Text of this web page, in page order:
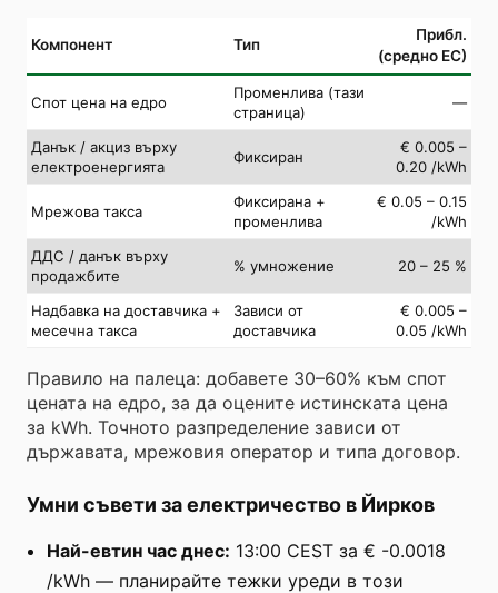
Компонент Тип
Прибл.
(средно ЕС)
Спот цена на едро
Променлива (тази
страница)
—
Данък / акциз върху
електроенергията
Фиксиран
€ 0.005 –
0.20 /kWh
Мрежова такса
Фиксирана +
променлива
€ 0.05 – 0.15
/kWh
ДДС / данък върху
продажбите
% умножение 20 – 25 %
Надбавка на доставчика +
месечна такса
Зависи от
доставчика
€ 0.005 –
0.05 /kWh
Правило на палеца: добавете 30–60% към спот
цената на едро, за да оцените истинската цена
за kWh. Точното разпределение зависи от
държавата, мрежовия оператор и типа договор.
Умни съвети за електричество в Йирков
Най-евтин час днес: 13:00 CEST за € -0.0018
/kWh — планирайте тежки уреди в този